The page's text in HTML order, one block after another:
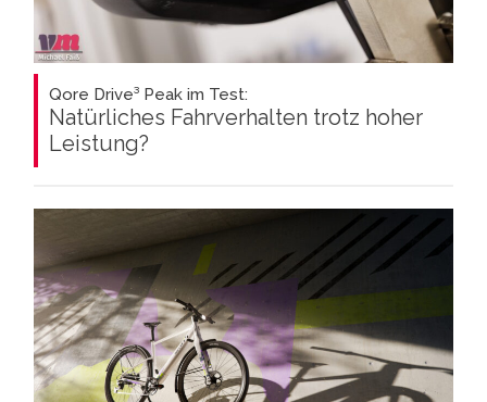
Qore Drive³ Peak im Test:
Natürliches Fahrverhalten trotz hoher
Leistung?